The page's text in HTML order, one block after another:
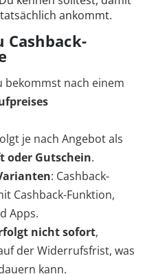
ankommt.
Cashback-
bekommst nach einem
je nach Angebot als
oder Gutschein.
: Cashback-
Cashback-Funktion,
Apps.
nicht sofort,
der Widerrufsfrist, was
kann.